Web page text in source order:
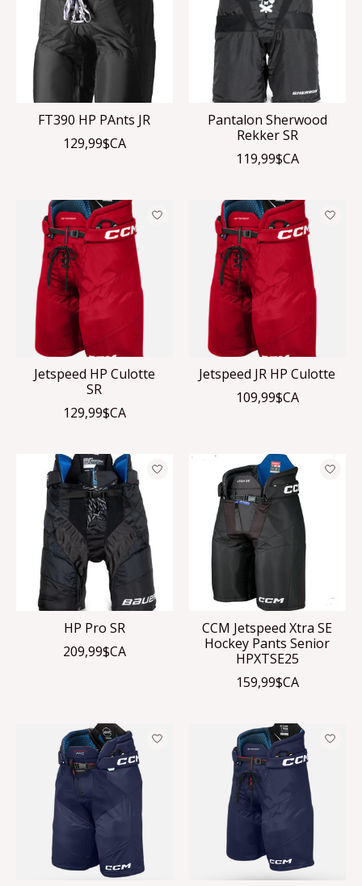
FT390 HP PAnts JR
129,99$CA
Pantalon Sherwood
Rekker SR
119,99$CA
Jetspeed HP Culotte
SR
129,99$CA
Jetspeed JR HP Culotte
109,99$CA
HP Pro SR
209,99$CA
CCM Jetspeed Xtra SE
Hockey Pants Senior
HPXTSE25
159,99$CA